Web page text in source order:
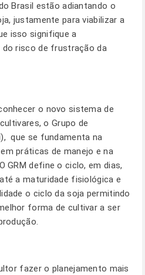
Brasil estão adiantando o
justamente para viabilizar a
isso signifique a
do risco de frustração da
o novo sistema de
o Grupo de
que se fundamenta na
práticas de manejo e na
GRM define o ciclo, em dias,
a maturidade fisiológica e
o ciclo da soja permitindo
forma de cultivar a ser
fazer o planejamento mais